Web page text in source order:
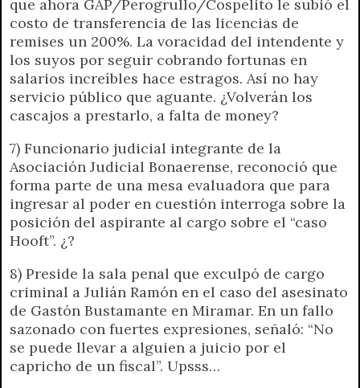
que ahora GAP/Perogrullo/Cospelito le subió el
costo de transferencia de las licencias de
remises un 200%. La voracidad del intendente y
los suyos por seguir cobrando fortunas en
salarios increíbles hace estragos. Así no hay
servicio público que aguante. ¿Volverán los
cascajos a prestarlo, a falta de money?
7) Funcionario judicial integrante de la
Asociación Judicial Bonaerense, reconoció que
forma parte de una mesa evaluadora que para
ingresar al poder en cuestión interroga sobre la
posición del aspirante al cargo sobre el “caso
Hooft”. ¿?
8) Preside la sala penal que exculpó de cargo
criminal a Julián Ramón en el caso del asesinato
de Gastón Bustamante en Miramar. En un fallo
sazonado con fuertes expresiones, señaló: “No
se puede llevar a alguien a juicio por el
capricho de un fiscal”. Upsss…